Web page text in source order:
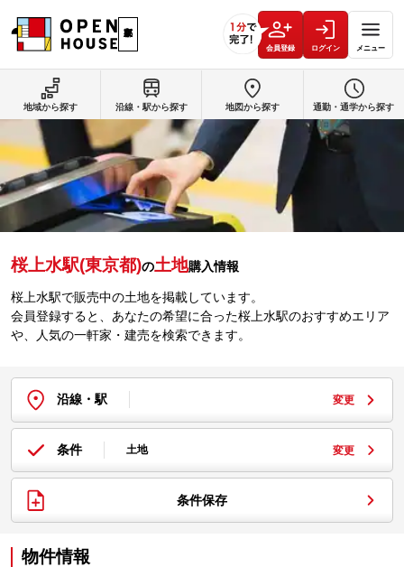
会員登録 ログイン メニュー
桜上水駅(東京都)の土地購入情報
桜上水駅で販売中の土地を掲載しています。
会員登録すると、あなたの希望に合った桜上水駅のおすすめエリア
や、人気の一軒家・建売を検索できます。
沿線・駅 変更
条件 土地 変更
条件保存
物件情報
地域から探す 沿線・駅から探す 地図から探す 通勤・通学から探す